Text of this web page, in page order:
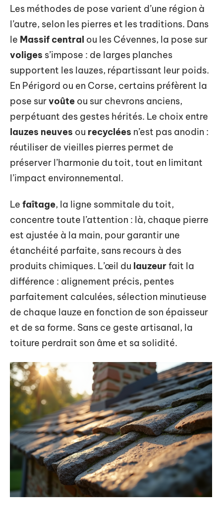
Les méthodes de pose varient d’une région à
l’autre, selon les pierres et les traditions. Dans
le Massif central ou les Cévennes, la pose sur
voliges s’impose : de larges planches
supportent les lauzes, répartissant leur poids.
En Périgord ou en Corse, certains préfèrent la
pose survoûte ou sur chevrons anciens,
perpétuant des gestes hérités. Le choix entre
lauzes neuves ou recyclées n’est pas anodin :
réutiliser de vieilles pierres permet de
préserver l’harmonie du toit, tout en limitant
l’impact environnemental.
Le faîtage, la ligne sommitale du toit,
concentre toute l’attention : là, chaque pierre
est ajustée à la main, pour garantir une
étanchéité parfaite, sans recours à des
produits chimiques. L’œil du lauzeurfait la
différence : alignement précis, pentes
parfaitement calculées, sélection minutieuse
de chaque lauze en fonction de son épaisseur
et de sa forme. Sans ce geste artisanal, la
toiture perdrait son âme et sa solidité.